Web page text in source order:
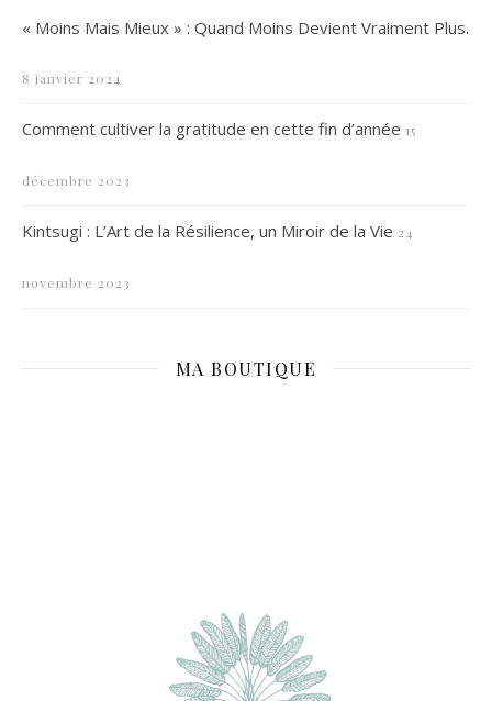
« Moins Mais Mieux » : Quand Moins Devient Vraiment Plus.
8 janvier 2024
Comment cultiver la gratitude en cette fin d’année 15
décembre 2023
Kintsugi : L’Art de la Résilience, un Miroir de la Vie 24
novembre 2023
MA BOUTIQUE